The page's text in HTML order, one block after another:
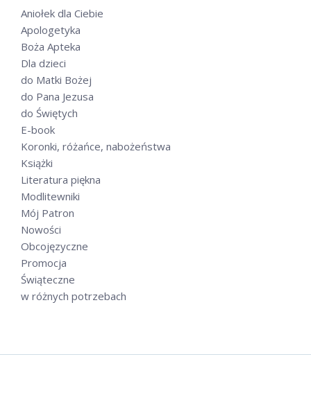
Aniołek dla Ciebie
Apologetyka
Boża Apteka
Dla dzieci
do Matki Bożej
do Pana Jezusa
do Świętych
E-book
Koronki, różańce, nabożeństwa
Książki
Literatura piękna
Modlitewniki
Mój Patron
Nowości
Obcojęzyczne
Promocja
Świąteczne
w różnych potrzebach